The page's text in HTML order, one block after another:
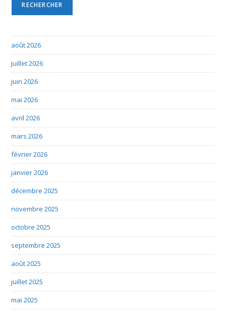
RECHERCHER
août 2026
juillet 2026
juin 2026
mai 2026
avril 2026
mars 2026
février 2026
janvier 2026
décembre 2025
novembre 2025
octobre 2025
septembre 2025
août 2025
juillet 2025
mai 2025